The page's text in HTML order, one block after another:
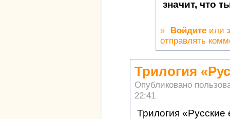
значит, что
» Войдите или
отправлять
Трилогия
Опубликовано
22:41
Трилогия